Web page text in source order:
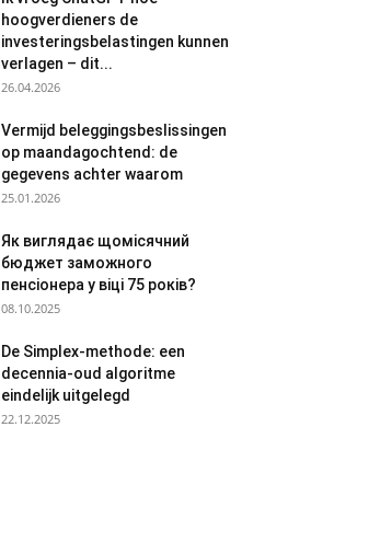
hoogverdieners de
investeringsbelastingen kunnen
verlagen – dit...
26.04.2026
Vermijd beleggingsbeslissingen
op maandagochtend: de
gegevens achter waarom
25.01.2026
Як виглядає щомісячний
бюджет заможного
пенсіонера у віці 75 років?
08.10.2025
De Simplex-methode: een
decennia-oud algoritme
eindelijk uitgelegd
22.12.2025